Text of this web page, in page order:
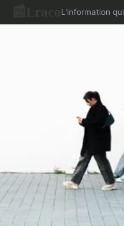
L'information